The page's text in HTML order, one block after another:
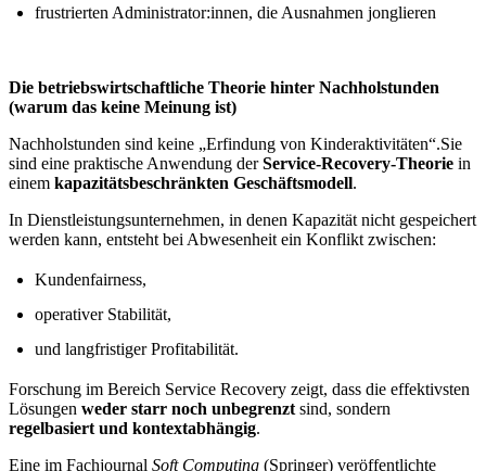
frustrierten Administrator:innen, die Ausnahmen jonglieren
Die betriebswirtschaftliche Theorie hinter Nachholstunden
(warum das keine Meinung ist)
Nachholstunden sind keine „Erfindung von Kinderaktivitäten“.Sie
sind eine praktische Anwendung derService-Recovery-Theorie in
einem kapazitätsbeschränkten Geschäftsmodell.
In Dienstleistungsunternehmen, in denen Kapazität nicht gespeichert
werden kann, entsteht bei Abwesenheit ein Konflikt zwischen:
Kundenfairness,
operativer Stabilität,
und langfristiger Profitabilität.
Forschung im Bereich Service Recovery zeigt, dass die effektivsten
Lösungen weder starr noch unbegrenzt sind, sondern
regelbasiert und kontextabhängig.
Eine im Fachjournal Soft Computing (Springer) veröffentlichte